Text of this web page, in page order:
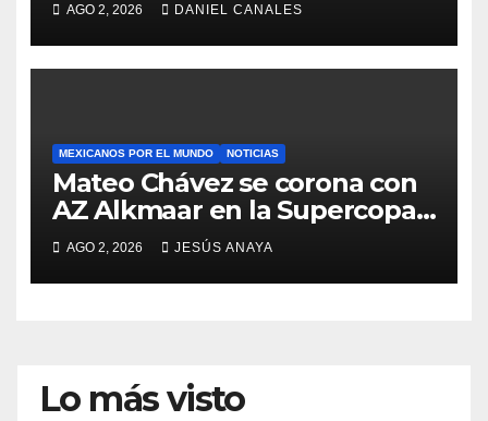
AGO 2, 2026 DANIEL CANALES
MEXICANOS POR EL MUNDO NOTICIAS
Mateo Chávez se corona con
AZ Alkmaar en la Supercopa
de Países Bajos
AGO 2, 2026 JESÚS ANAYA
Lo más visto